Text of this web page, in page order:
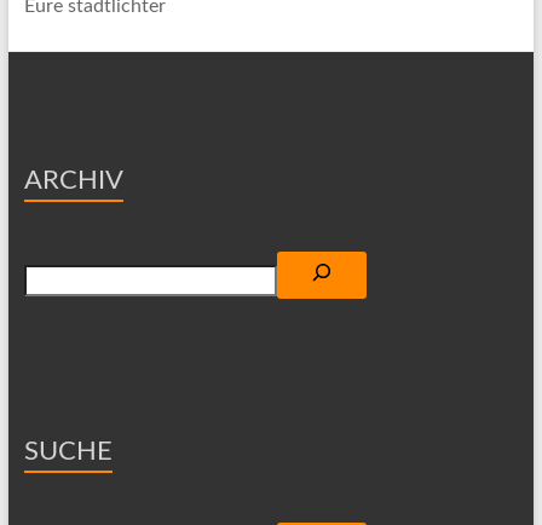
Eure stadtlichter
ARCHIV
SUCHE